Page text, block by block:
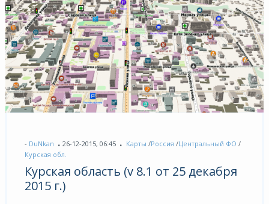
- DuNkan 26-12-2015, 06:45 Карты /Россия /Центральный ФО /
Курская обл.
Курская область (v 8.1 от 25 декабря
2015 г.)